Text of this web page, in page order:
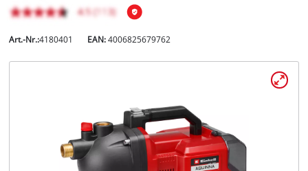
Deutsch
Art.-Nr.:4180401 EAN:4006825679762